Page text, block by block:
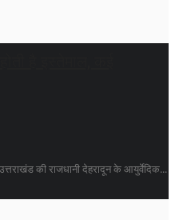
की राजधानी देहरादून के आयुर्वेदिक...